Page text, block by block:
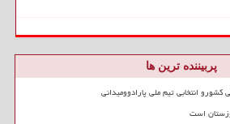
پربیننده ترین ها
کشورو انتخابی تیم ملی پارادوومیدانی
است